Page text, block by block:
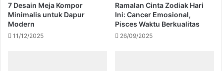
7 Desain Meja Kompor
Minimalis untuk Dapur
Modern
11/12/2025
Ramalan Cinta Zodiak Hari
Ini: Cancer Emosional,
Pisces Waktu Berkualitas
26/09/2025